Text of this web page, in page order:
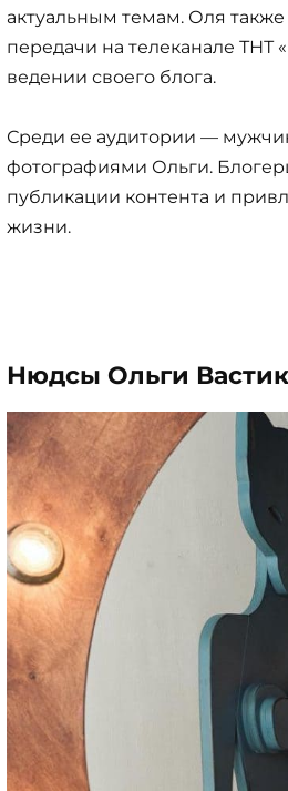
актуальным темам. Оля
передачи на телеканале ТНТ
ведении своего блога.
Среди ее аудитории —
фотографиями Ольги.
публикации контента и
жизни.
Нюдсы Ольги